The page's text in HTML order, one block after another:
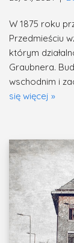
W 1875 roku
Przedmieściu
którym
Graubnera.
wschodnim i
się więcej »